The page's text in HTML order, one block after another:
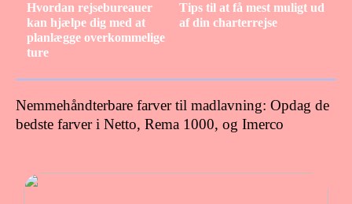
Hvordan rejsebureauer
kan hjælpe dig med at
planlægge overkommelige
ture
Tips til at få mest muligt ud
af din charterrejse
Nemmehåndterbare farver til madlavning: Opdag de
bedste farver i Netto, Rema 1000, og Imerco